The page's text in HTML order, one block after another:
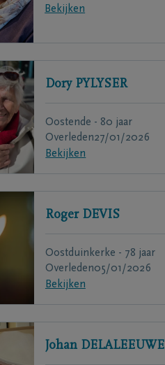
Bekijken
Dory PYLYSER
Oostende - 80 jaar
Overleden27/01/2026
Bekijken
Roger DEVIS
Oostduinkerke - 78 jaar
Overleden05/01/2026
Bekijken
Johan DELALEEUWE